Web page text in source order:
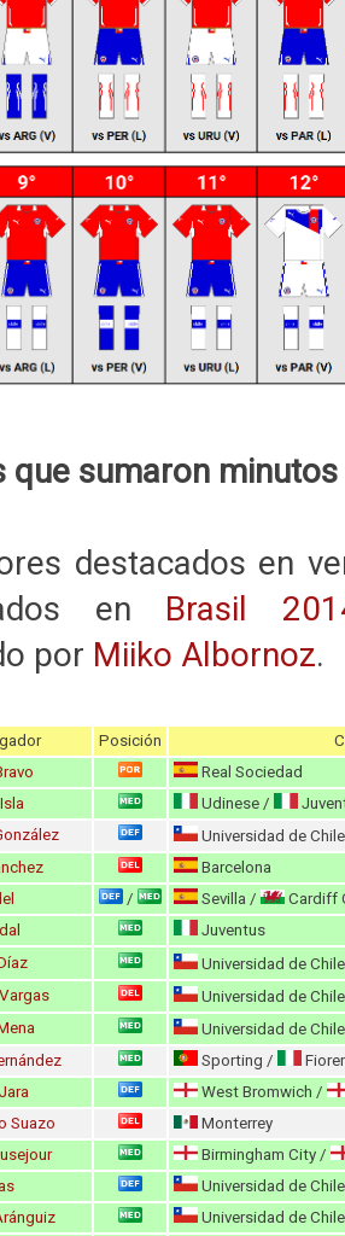
que sumaron minutos
destacados en
en Brasil
por Miiko Albornoz.
Posición
Real Sociedad
Udinese /
Universidad de
Barcelona
/ Sevilla /
Cardiff
Juventus
Universidad de
Universidad de
Universidad de
Sporting /
West Bromwich /
Suazo
Monterrey
Birmingham City /
Universidad de Chile
Universidad de Chile